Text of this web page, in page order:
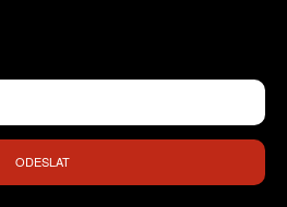
ODESLAT